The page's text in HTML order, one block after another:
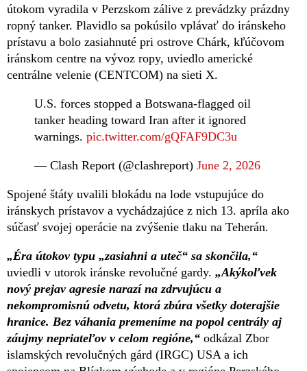
útokom vyradila v Perzskom zálive z prevádzky prázdny
ropný tanker. Plavidlo sa pokúsilo vplávať do iránskeho
prístavu a bolo zasiahnuté pri ostrove Chárk, kľúčovom
iránskom centre na vývoz ropy, uviedlo americké
centrálne velenie (CENTCOM) na sieti X.
U.S. forces stopped a Botswana-flagged oil
tanker heading toward Iran after it ignored
warnings. pic.twitter.com/gQFAF9DC3u
— Clash Report (@clashreport) June 2, 2026
Spojené štáty uvalili blokádu na lode vstupujúce do
iránskych prístavov a vychádzajúce z nich 13. apríla ako
súčasť svojej operácie na zvýšenie tlaku na Teherán.
„Éra útokov typu „zasiahni a uteč“ sa skončila,“
uviedli v utorok iránske revolučné gardy. „Akýkoľvek
nový prejav agresie narazí na zdrvujúcu a
nekompromisnú odvetu, ktorá zbúra všetky doterajšie
hranice. Bez váhania premeníme na popol centrály aj
záujmy nepriateľov v celom regióne,“ odkázal Zbor
islamských revolučných gárd (IRGC) USA a ich